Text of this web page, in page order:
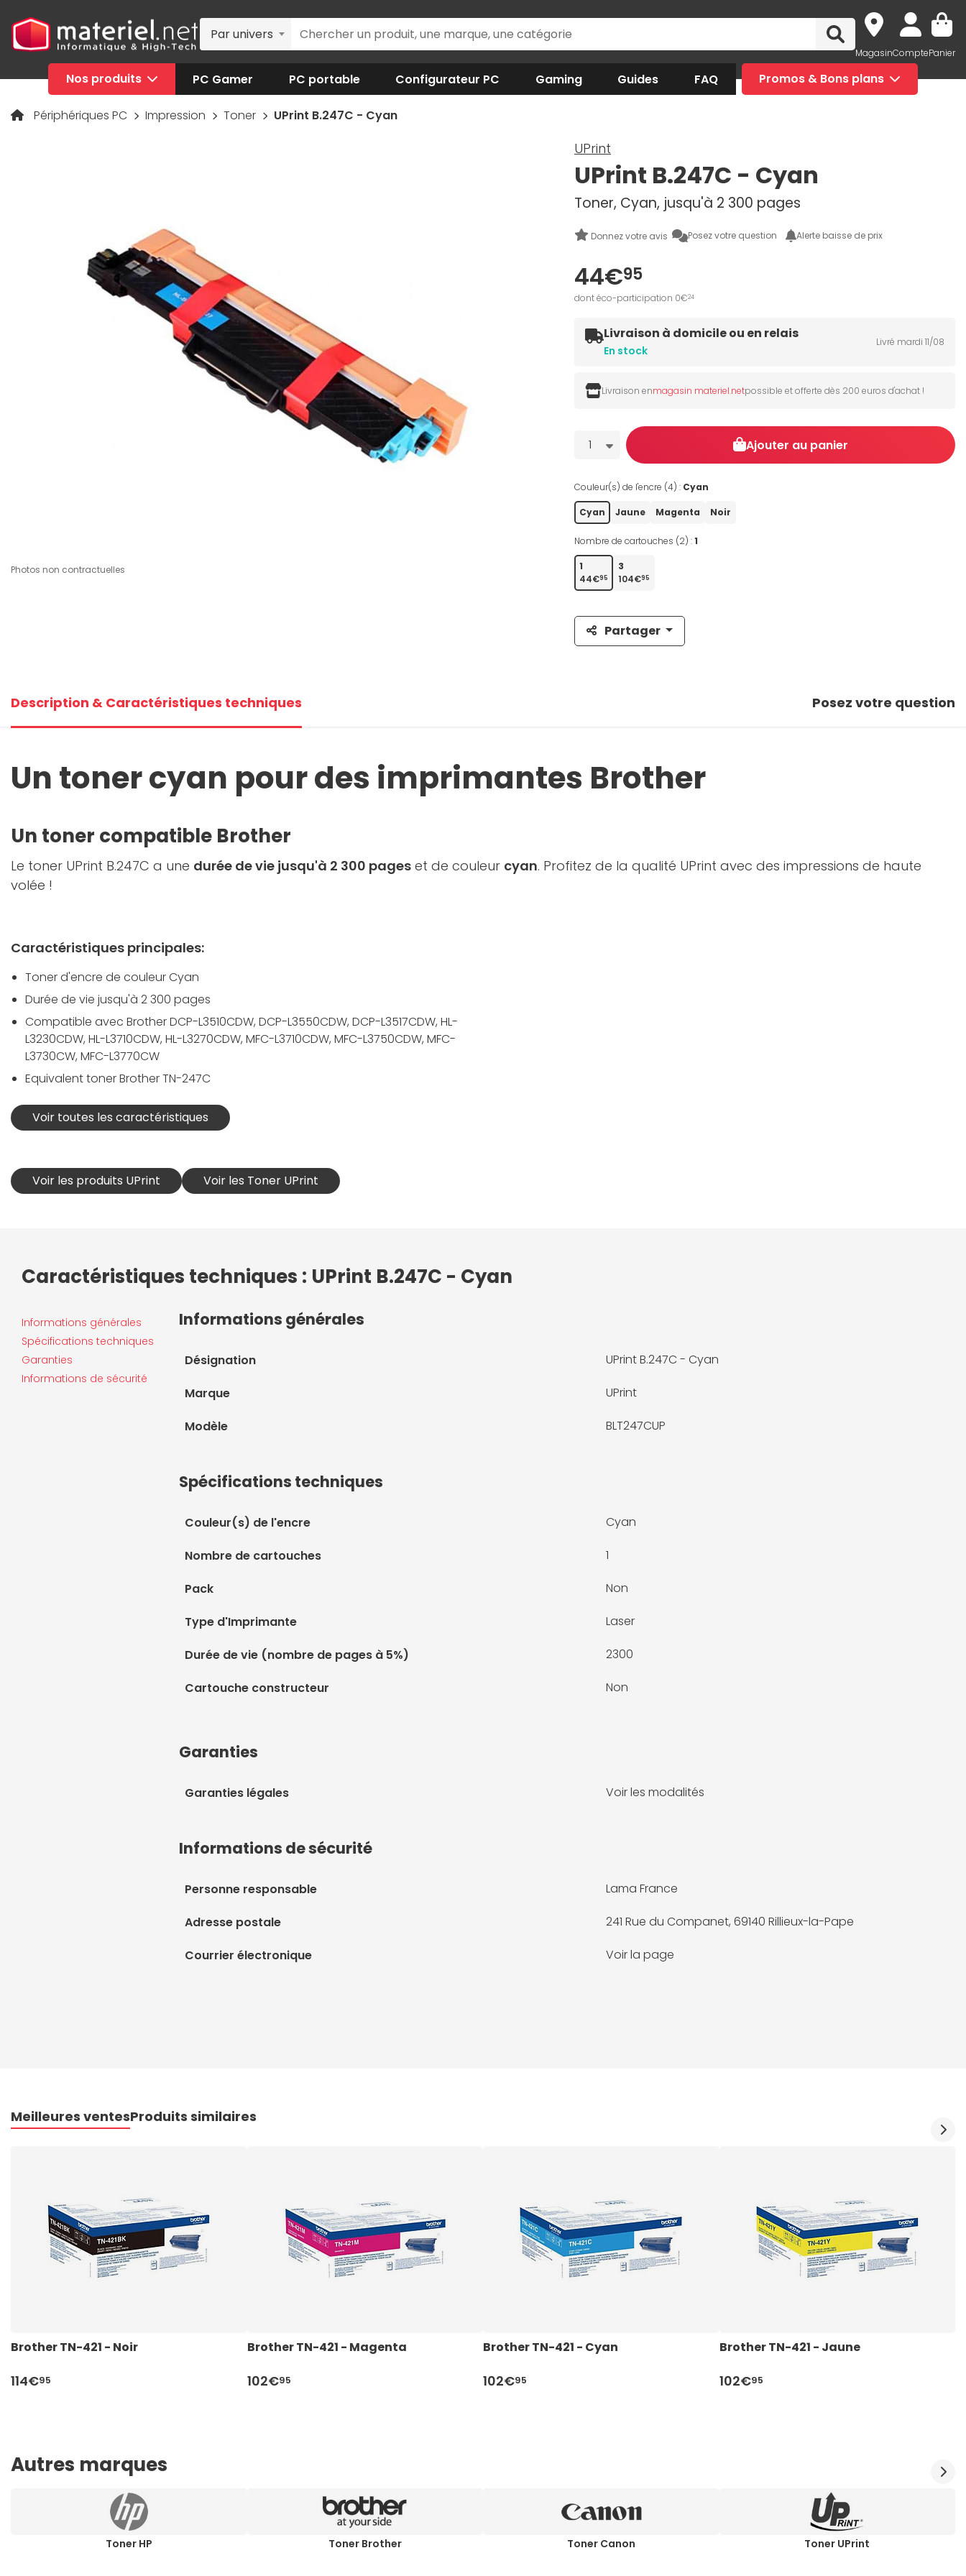
Par univers
MagasinComptePanier
Nos produits PC Gamer PC portable Configurateur PC Gaming Guides FAQ Promos & Bons plans
Périphériques PC Impression Toner UPrint B.247C - Cyan
Photos non contractuelles
UPrint
UPrint B.247C - Cyan
Toner, Cyan, jusqu'à 2 300 pages
Donnez votre avis Posez votre question Alerte baisse de prix
44€95
dont éco-participation 0€24
Livraison à domicile ou en relais
En stock
Livré mardi 11/08
Livraison enmagasin materiel.netpossible et offerte dès 200 euros d'achat !
Quantité
1 Ajouter au panier
Couleur(s) de l'encre (4) : Cyan
Cyan Jaune Magenta Noir
Nombre de cartouches (2) :1
1
44€95
3
104€95
Partager
Description & Caractéristiques techniques Posez votre question
Un toner cyan pour des imprimantes Brother
Un toner compatible Brother
Le toner UPrint B.247C a une durée de vie jusqu'à 2 300 pages et de couleur cyan. Profitez de la qualité UPrint avec des impressions de haute
volée !
Caractéristiques principales:
Toner d'encre de couleur Cyan
Durée de vie jusqu'à 2 300 pages
Compatible avec Brother DCP-L3510CDW, DCP-L3550CDW, DCP-L3517CDW, HL-
L3230CDW, HL-L3710CDW, HL-L3270CDW, MFC-L3710CDW, MFC-L3750CDW, MFC-
L3730CW, MFC-L3770CW
Equivalent toner Brother TN-247C
Voir toutes les caractéristiques
Voir les produits UPrint Voir les Toner UPrint
Caractéristiques techniques : UPrint B.247C - Cyan
Informations générales
Spécifications techniques
Garanties
Informations de sécurité
Informations générales
Désignation UPrint B.247C - Cyan
Marque UPrint
Modèle BLT247CUP
Spécifications techniques
Couleur(s) de l'encre Cyan
Nombre de cartouches 1
Pack Non
Type d'Imprimante Laser
Durée de vie (nombre de pages à 5%) 2300
Cartouche constructeur Non
Garanties
Garanties légales Voir les modalités
Informations de sécurité
Personne responsable Lama France
Adresse postale 241 Rue du Companet, 69140 Rillieux-la-Pape
Courrier électronique Voir la page
Meilleures ventesProduits similaires
Brother TN-421 - Noir
114€95
Brother TN-421 - Magenta
102€95
Brother TN-421 - Cyan
102€95
Brother TN-421 - Jaune
102€95
Autres marques
Toner HP Toner Brother Toner Canon Toner UPrint